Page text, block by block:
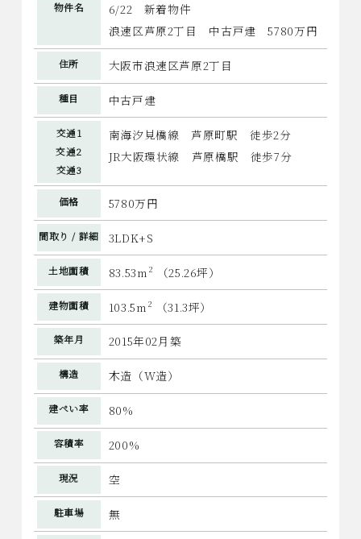
物件名
6/22 新着物件
浪速区芦原2丁目 中古戸建 5780万円
住所 大阪市浪速区芦原2丁目
種目 中古戸建
交通1
交通2
交通3
南海汐見橋線 芦原町駅 徒歩2分
JR大阪環状線 芦原橋駅 徒歩7分
価格 5780万円
間取り / 詳細 3LDK+S
土地面積 83.53m 2 （25.26坪）
建物面積 103.5m 2 （31.3坪）
築年月 2015年02月築
構造 木造（W造）
建ぺい率 80%
容積率 200%
現況 空
駐車場 無